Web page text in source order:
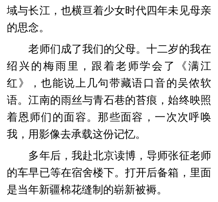
域与长江，也横亘着少女时代四年未见母亲
的思念。
老师们成了我们的父母。十二岁的我在
绍兴的梅雨里，跟着老师学会了《满江
红》，也能说上几句带藏语口音的吴侬软
语。江南的雨丝与青石巷的苔痕，始终映照
着恩师们的面容。那些面容，一次次呼唤
我，用影像去承载这份记忆。
多年后，我赴北京读博，导师张征老师
的车早已等在宿舍楼下。打开后备箱，里面
是当年新疆棉花缝制的崭新被褥。